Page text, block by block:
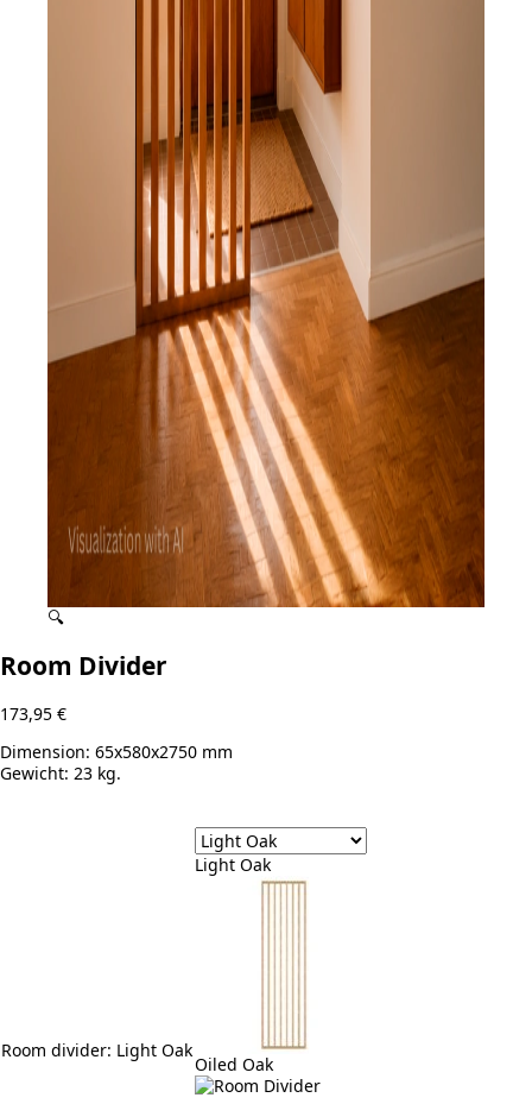
🔍
Room Divider
173,95 €
Dimension: 65x580x2750 mm
Gewicht: 23 kg.
Room divider: Light Oak
Light Oak
Oiled Oak